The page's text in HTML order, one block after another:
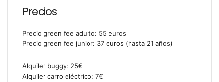
Precios
Precio green fee adulto: 55 euros
Precio green fee junior: 37 euros (hasta 21 años)
Alquiler buggy: 25€
Alquiler carro eléctrico: 7€